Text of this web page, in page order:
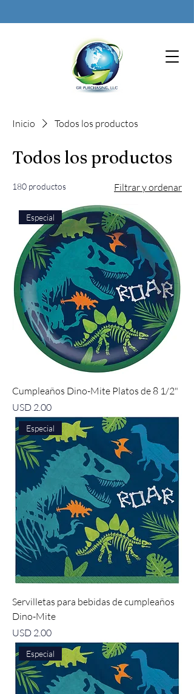
Inicio Todos los productos
Todos los productos
180 productos Filtrar y ordenar
Especial
Cumpleaños Dino-Mite Platos de 8 1/2"
Precio
USD 2.00
Especial
Servilletas para bebidas de cumpleaños
Dino-Mite
Precio
USD 2.00
Especial